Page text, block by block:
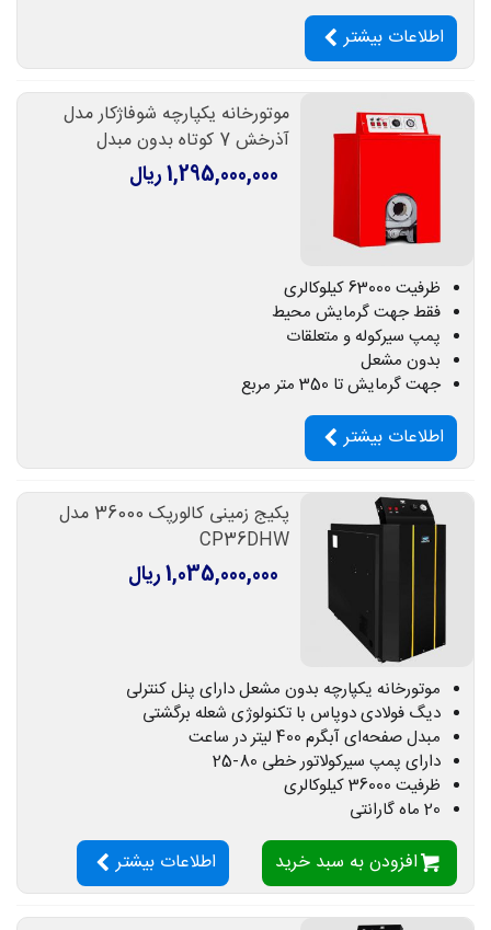
اطلاعات بیشتر
موتورخانه یکپارچه شوفاژکار مدل
آذرخش 7 کوتاه بدون مبدل
1,295,000,000 ریال
ظرفیت 63000 کیلوکالری
فقط جهت گرمایش محیط
پمپ سیرکوله و متعلقات
بدون مشعل
جهت گرمایش تا 350 متر مربع
اطلاعات بیشتر
پکیج زمینی کالورپک 36000 مدل
CP36DHW
1,035,000,000 ریال
موتورخانه یکپارچه بدون مشعل دارای پنل کنترلی
دیگ فولادی دوپاس با تکنولوژی شعله برگشتی
مبدل صفحه‌ای آبگرم 400 لیتر در ساعت
دارای پمپ سیرکولاتور خطی 80-25
ظرفیت 36000 کیلوکالری
20 ماه گارانتی
افزودن به سبد خرید اطلاعات بیشتر